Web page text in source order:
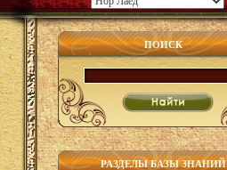
ПОИСК
РАЗДЕЛЫ БАЗЫ ЗНАНИЙ